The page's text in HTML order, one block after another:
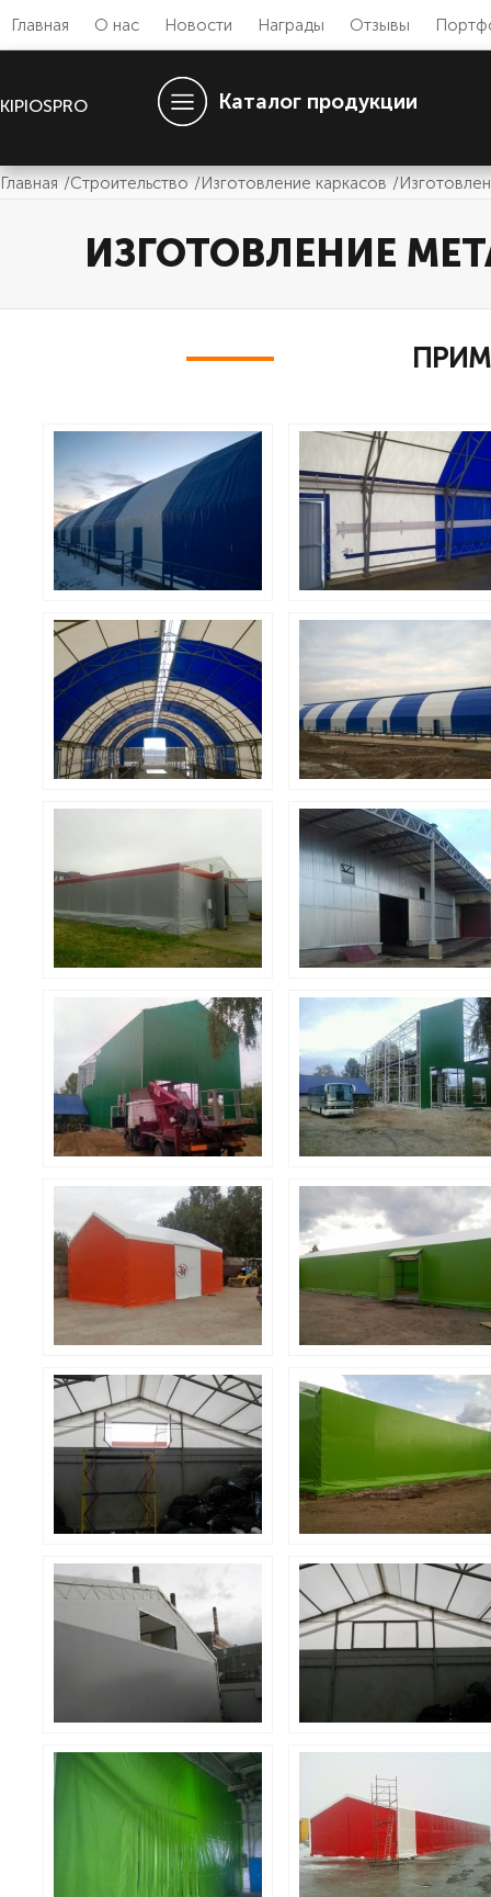
Главная О нас Новости Награды Отзывы
KIPIOSPRO Каталог продукции
Главная Строительство Изготовление каркасов
ИЗГОТОВЛЕНИЕ